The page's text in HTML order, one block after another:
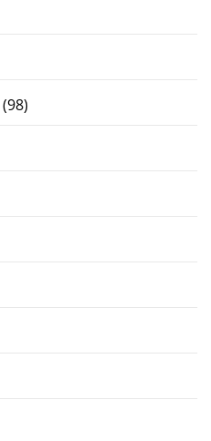
(98)